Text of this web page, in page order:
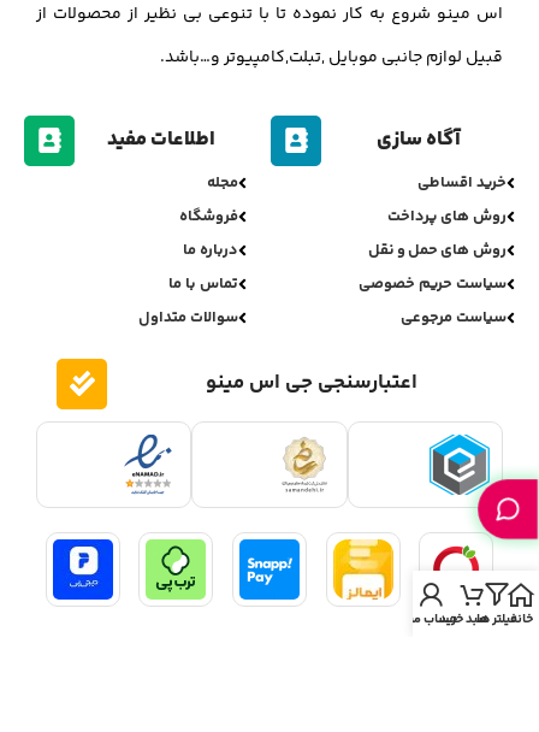
اس مینو شروع به کار نموده تا با تنوعی بی نظیر از محصولات از
قبیل لوازم جانبی موبایل ,تبلت,کامپیوتر و…باشد.
آگاه سازی
خرید اقساطی
روش های پرداخت
روش های حمل و نقل
سیاست حریم خصوصی
سیاست مرجوعی
اطلاعات مفید
مجله
فروشگاه
درباره ما
تماس با ما
سوالات متداول
اعتبارسنجی جی اس مینو
خانهفیلتر هاسبد خریدحساب من